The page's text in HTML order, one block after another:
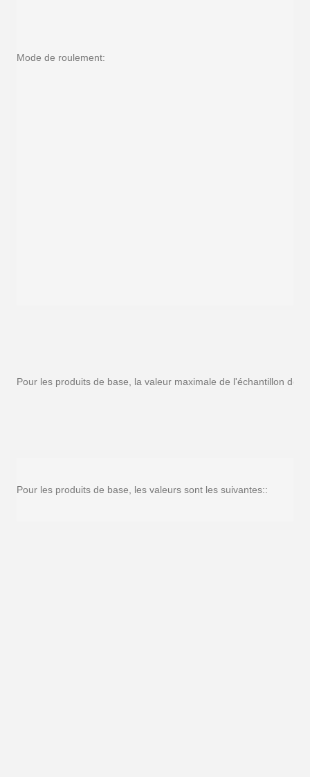
Mode de roulement:
Pour les produits de base, la valeur maximale de l'échantillon doit
Pour les produits de base, les valeurs sont les suivantes::